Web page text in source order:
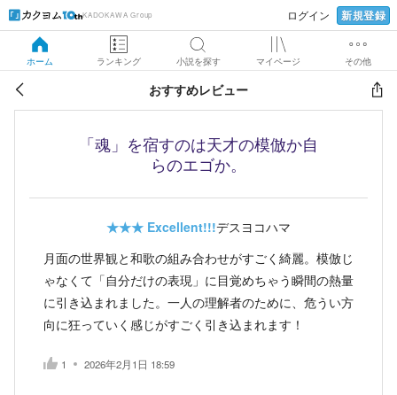
KADOKAWA Group ログイン 新規登録
ホーム ランキング 小説を探す マイページ その他
おすすめレビュー
「魂」を宿すのは天才の模倣か自
らのエゴか。
★★★ Excellent!!!デスヨコハマ
月面の世界観と和歌の組み合わせがすごく綺麗。模倣じ
ゃなくて「自分だけの表現」に目覚めちゃう瞬間の熱量
に引き込まれました。一人の理解者のために、危うい方
向に狂っていく感じがすごく引き込まれます！
1 2026年2月1日 18:59